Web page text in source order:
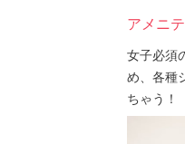
アメニ
女子必須
め、各種
ちゃう！